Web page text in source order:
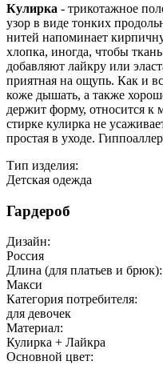
Кулирка - трикотажное
узор в виде тонких
нитей напоминает
хлопка, иногда, чтобы
добавляют лайкру или
приятная на ощупь. Как и
коже дышать, а также
держит форму, относится
стирке кулирка не
простая в уходе.
Тип изделия:
Детская одежда
Гардероб
Дизайн:
Россия
Длина (для платьев и брюк):
Макси
Категория потребителя:
для девочек
Материал:
Кулирка + Лайкра
Основной цвет: